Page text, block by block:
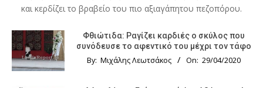
και κερδίζει το βραβείο του πιο αξιαγάπητου πεζοπόρου.
Φθιώτιδα: Ραγίζει καρδιές ο σκύλος που
συνόδευσε το αφεντικό του μέχρι τον τάφο
By: Μιχάλης Λεωτσάκος On: 29/04/2020